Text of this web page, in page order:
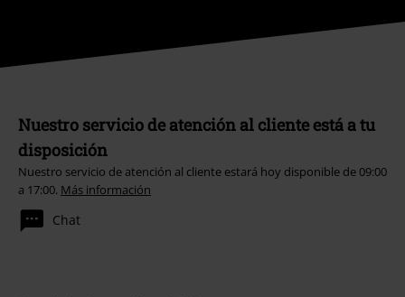
Nuestro servicio de atención al cliente está a tu
disposición
Nuestro servicio de atención al cliente estará hoy disponible de 09:00
a 17:00. Más información
Chat